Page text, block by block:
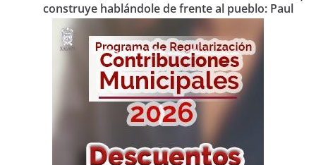
construye hablándole de frente al pueblo: Paul